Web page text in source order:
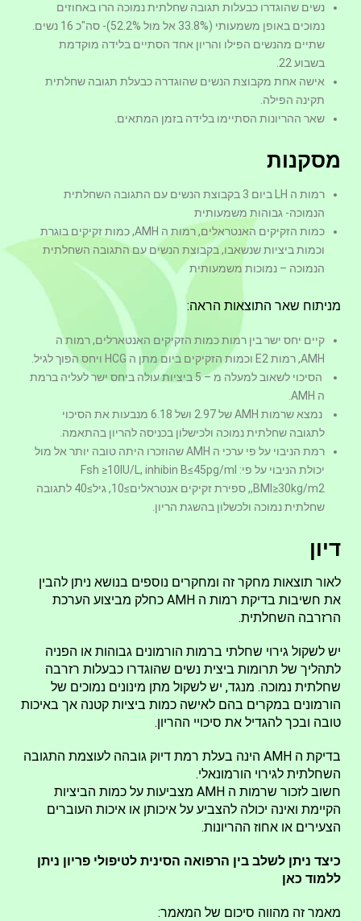
נשים שהוגדרו כבעלות תגובה שחלתית נמוכה הרו באחוזים
נמוכים באופן משמעותי (33.8% אל מול 52.2%)- סה"כ 16 נשים.
שתיים מהנשים הפילו והריון אחד הסתיים בלידה מוקדמת
בשבוע 22.
אישה אחת מקבוצת הנשים שהוגדרה כבעלת תגובה שחלתית
תקינה הפילה.
שאר ההריונות הסתיימו בלידה בזמן המתאים.
מסקנות
רמות ה LH ביום 3 בקבוצת הנשים עם התגובה השחלתית
הנמוכה- גבוהות משמעותית
כמות הזקיקים האנטראלים, רמות ה AMH, כמות זקיקים בוגרת
וכמות ביציות שנשאבו, בקבוצת הנשים עם התגובה השחלתית
הנמוכה – נמוכות משמעותית
מניתוח שאר התוצאות הראה:
קיים יחס ישר בין רמות כמות הזקיקים האנטארלים, רמות ה
AMH, רמות E2 וכמות הזקיקים ביום מתן ה HCG ויחס הפוך לגיל.
הסיכוי לשאוב למעלה מ – 5 ביציות עולה ביחס ישר לעליה ברמת
ה AMH.
נמצא שרמות AMH של 2.97 ושל 6.18 מנבעות את הסיכוי
לתגובה שחלתית נמוכה ולכישלון בכניסה להריון בהתאמה.
רמת הניבוי על פי ערכי ה AMH שהוזכרו היתה טובה יותר אל מול
יכולת הניבוי על פי: Fsh ≥10IU/L, inhibin B≤45pg/ml
,BMI≥30kg/m2, ספירת זקיקים אנטראלים≥10, גיל≥40 לתגובה
שחלתית נמוכה ולכשלון בהשגת הריון.
דיון
לאור תוצאות מחקר זה ומחקרים נוספים בנושא ניתן להבין
את חשיבות בדיקת רמות ה AMH כחלק מביצוע הערכת
הרזרבה השחלתית.
יש לשקול גירוי שחלתי ברמות הורמונים גבוהות או הפניה
לתהליך של תרומות ביצית נשים שהוגדרו כבעלות רזרבה
שחלתית נמוכה. מנגד, יש לשקול מתן מינונים נמוכים של
הורמונים במקרים בהם לאישה כמות ביציות קטנה אך באיכות
טובה ובכך להגדיל את סיכויי ההריון.
בדיקת ה AMH הינה בעלת רמת דיוק גובהה לעוצמת התגובה
השחלתית לגירוי הורמונאלי.
חשוב לזכור שרמות ה AMH מצביעות על כמות הביציות
הקיימת ואינה יכולה להצביע על איכותן או איכות העוברים
הצעירים או אחוז ההריונות.
כיצד ניתן לשלב בין הרפואה הסינית לטיפולי פריון ניתן
ללמוד כאן
מאמר זה מהווה סיכום של המאמר: